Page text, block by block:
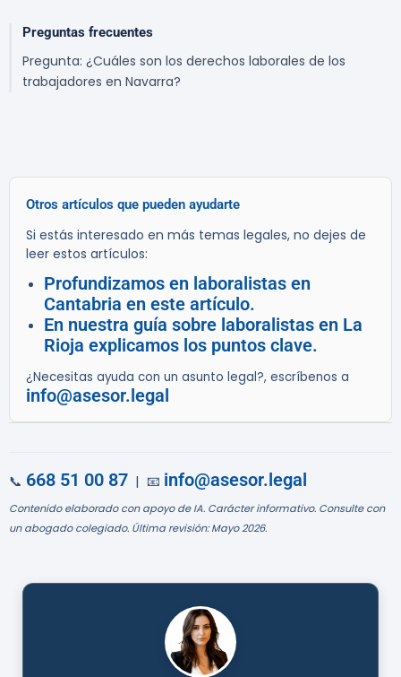
Preguntas frecuentes
Pregunta: ¿Cuáles son los derechos laborales de los
trabajadores en Navarra?
Otros artículos que pueden ayudarte
Si estás interesado en más temas legales, no dejes de
leer estos artículos:
Profundizamos en laboralistas en
Cantabria en este artículo.
En nuestra guía sobre laboralistas en La
Rioja explicamos los puntos clave.
¿Necesitas ayuda con un asunto legal?, escríbenos a
info@asesor.legal
📞 668 51 00 87 | 📧 info@asesor.legal
Contenido elaborado con apoyo de IA. Carácter informativo. Consulte con
un abogado colegiado. Última revisión: Mayo 2026.